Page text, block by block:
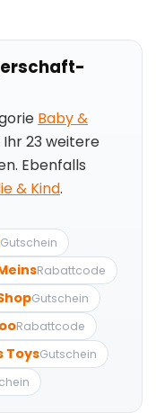
Baby &
23 weitere
Ebenfalls
& Kind.
Gutschein
Rabattcode
Gutschein
Rabattcode
ToysGutschein